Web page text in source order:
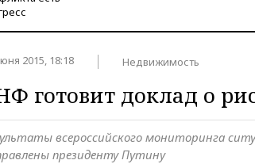
2015, 18:18 Недвижимость
готовит доклад о
всероссийского мониторинга
президенту Путину